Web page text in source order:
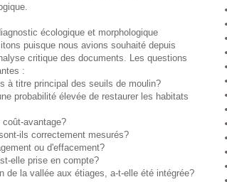
écologique et morphologique
puisque nous avions souhaité depuis
critique des documents. Les questions
:
à titre principal des seuils de moulin?
probabilité élevée de restaurer les habitats
avantage?
ils correctement mesurés?
ou d'effacement?
elle prise en compte?
de la vallée aux étiages, a-t-elle été intégrée?